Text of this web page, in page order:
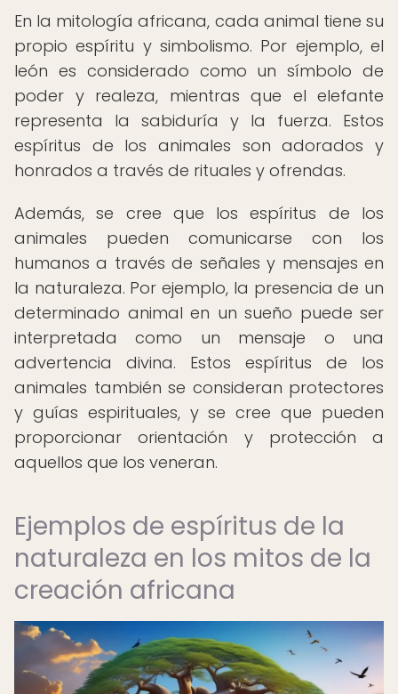
En la mitología africana, cada animal tiene su
propio espíritu y simbolismo. Por ejemplo, el
león es considerado como un símbolo de
poder y realeza, mientras que el elefante
representa la sabiduría y la fuerza. Estos
espíritus de los animales son adorados y
honrados a través de rituales y ofrendas.
Además, se cree que los espíritus de los
animales pueden comunicarse con los
humanos a través de señales y mensajes en
la naturaleza. Por ejemplo, la presencia de un
determinado animal en un sueño puede ser
interpretada como un mensaje o una
advertencia divina. Estos espíritus de los
animales también se consideran protectores
y guías espirituales, y se cree que pueden
proporcionar orientación y protección a
aquellos que los veneran.
Ejemplos de espíritus de la
naturaleza en los mitos de la
creación africana